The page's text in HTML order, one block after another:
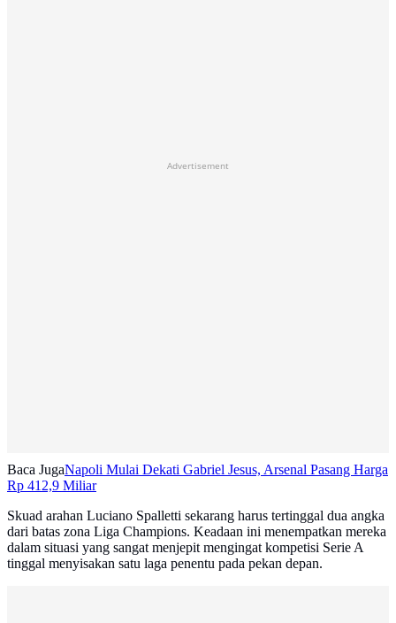
Advertisement
Baca JugaNapoli Mulai Dekati Gabriel Jesus, Arsenal Pasang Harga
Rp 412,9 Miliar
Skuad arahan Luciano Spalletti sekarang harus tertinggal dua angka
dari batas zona Liga Champions. Keadaan ini menempatkan mereka
dalam situasi yang sangat menjepit mengingat kompetisi Serie A
tinggal menyisakan satu laga penentu pada pekan depan.